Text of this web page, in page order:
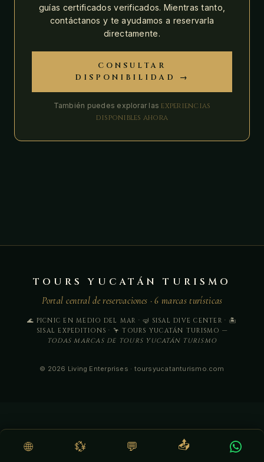
guías certificados verificados. Mientras tanto,
contáctanos y te ayudamos a reservarla
directamente.
CONSULTAR
DISPONIBILIDAD →
También puedes explorar las experiencias
disponibles ahora
TOURS YUCATÁN TURISMO
Portal central de reservaciones · 6 marcas turísticas
🌊 PICNIC EN MEDIO DEL MAR · 🤿 SISAL DIVE CENTER · 🏝️
SISAL EXPEDITIONS · 🦩 TOURS YUCATÁN TURISMO —
TODAS MARCAS DE TOURS YUCATÁN TURISMO
© 2026 Living Enterprises · toursyucatanturismo.com
🌐 💱 💬 📤